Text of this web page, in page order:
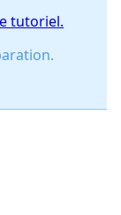
tutoriel.